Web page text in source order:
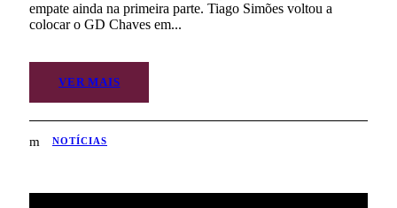
empate ainda na primeira parte. Tiago Simões voltou a
colocar o GD Chaves em...
VER MAIS
NOTÍCIAS